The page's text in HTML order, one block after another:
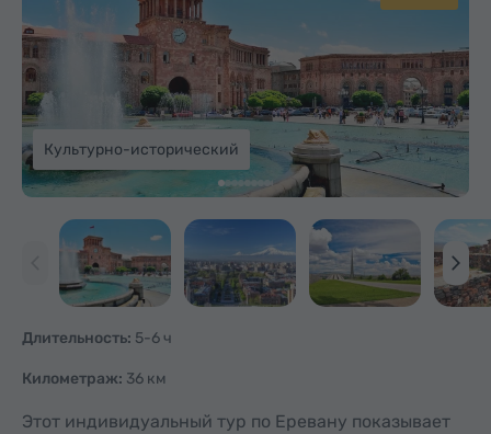
Культурно-исторический
Длительность: 5-6 ч
Километраж: 36 км
Этот индивидуальный тур по Еревану показывает